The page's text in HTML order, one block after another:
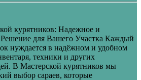
курятников: Надежное и
для Вашего Участка Каждый
нуждается в надёжном и удобном
техники и других
В Мастерской курятников мы
выбор сараев, которые